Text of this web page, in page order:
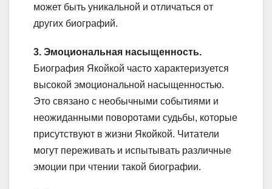
может быть уникальной и отличаться от
других биографий.
3. Эмоциональная насыщенность.
Биография Якойкой часто характеризуется
высокой эмоциональной насыщенностью.
Это связано с необычными событиями и
неожиданными поворотами судьбы, которые
присутствуют в жизни Якойкой. Читатели
могут переживать и испытывать различные
эмоции при чтении такой биографии.